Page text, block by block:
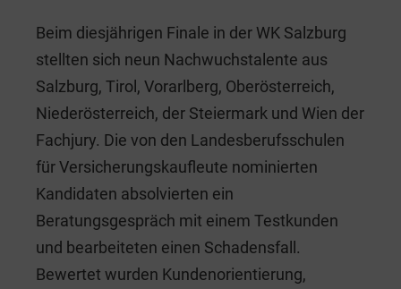
Beim diesjährigen Finale in der WK Salzburg
stellten sich neun Nachwuchstalente aus
Salzburg, Tirol, Vorarlberg, Oberösterreich,
Niederösterreich, der Steiermark und Wien der
Fachjury. Die von den Landesberufsschulen
für Versicherungskaufleute nominierten
Kandidaten absolvierten ein
Beratungsgespräch mit einem Testkunden
und bearbeiteten einen Schadensfall.
Bewertet wurden Kundenorientierung,